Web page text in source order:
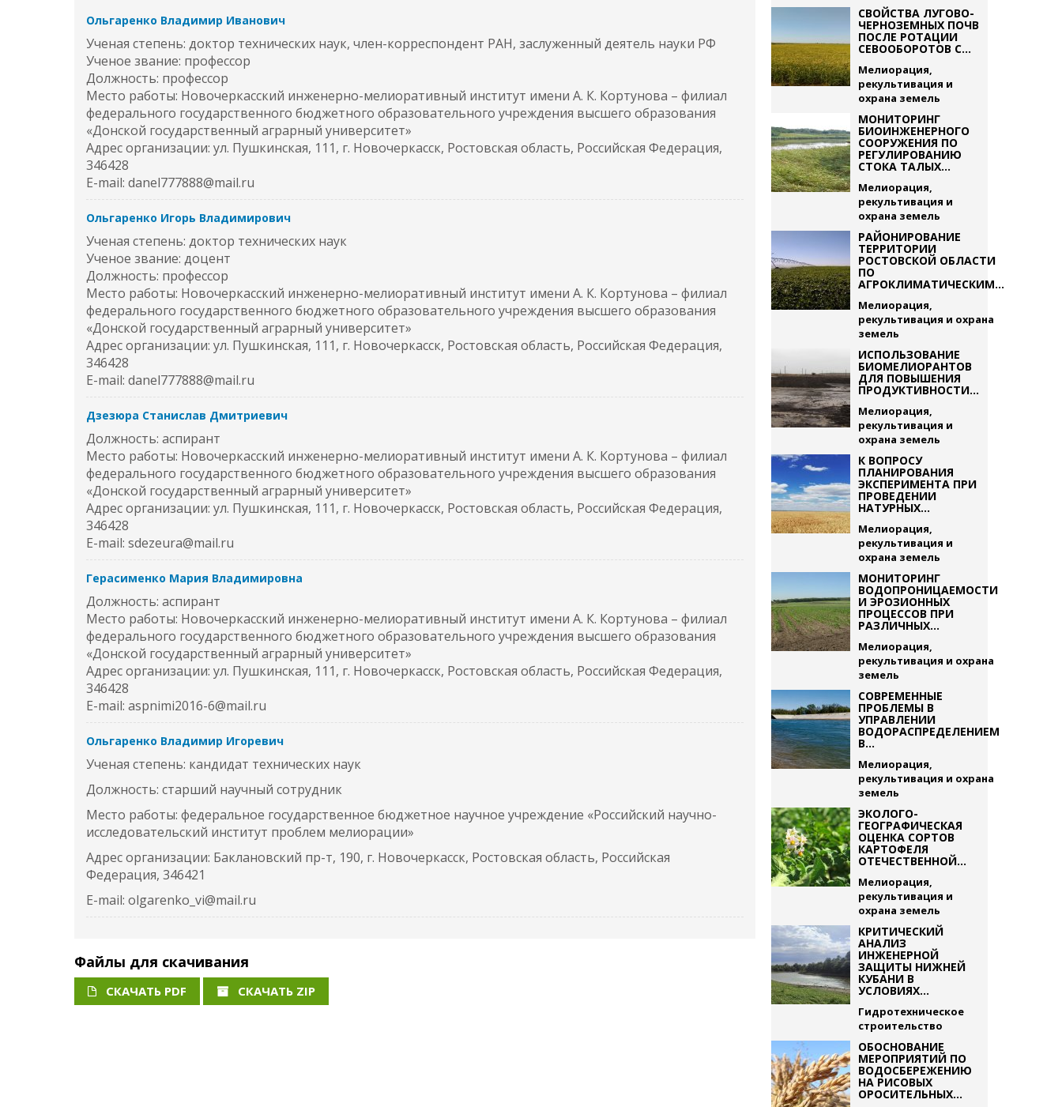
Ольгаренко Владимир Иванович
Ученая степень: доктор технических наук, член-корреспондент РАН, заслуженный деятель науки РФ
Ученое звание: профессор
Должность: профессор
Место работы: Новочеркасский инженерно-мелиоративный институт имени А. К. Кортунова – филиал
федерального государственного бюджетного образовательного учреждения высшего образования
«Донской государственный аграрный университет»
Адрес организации: ул. Пушкинская, 111, г. Новочеркасск, Ростовская область, Российская Федерация,
346428
E-mail: danel777888@mail.ru
Ольгаренко Игорь Владимирович
Ученая степень: доктор технических наук
Ученое звание: доцент
Должность: профессор
Место работы: Новочеркасский инженерно-мелиоративный институт имени А. К. Кортунова – филиал
федерального государственного бюджетного образовательного учреждения высшего образования
«Донской государственный аграрный университет»
Адрес организации: ул. Пушкинская, 111, г. Новочеркасск, Ростовская область, Российская Федерация,
346428
E-mail: danel777888@mail.ru
Дзезюра Станислав Дмитриевич
Должность: аспирант
Место работы: Новочеркасский инженерно-мелиоративный институт имени А. К. Кортунова – филиал
федерального государственного бюджетного образовательного учреждения высшего образования
«Донской государственный аграрный университет»
Адрес организации: ул. Пушкинская, 111, г. Новочеркасск, Ростовская область, Российская Федерация,
346428
E-mail: sdezeura@mail.ru
Герасименко Мария Владимировна
Должность: аспирант
Место работы: Новочеркасский инженерно-мелиоративный институт имени А. К. Кортунова – филиал
федерального государственного бюджетного образовательного учреждения высшего образования
«Донской государственный аграрный университет»
Адрес организации: ул. Пушкинская, 111, г. Новочеркасск, Ростовская область, Российская Федерация,
346428
E-mail: aspnimi2016-6@mail.ru
Ольгаренко Владимир Игоревич
Ученая степень: кандидат технических наук
Должность: старший научный сотрудник
Место работы: федеральное государственное бюджетное научное учреждение «Российский научно-
исследовательский институт проблем мелиорации»
Адрес организации: Баклановский пр-т, 190, г. Новочеркасск, Ростовская область, Российская
Федерация, 346421
E-mail: olgarenko_vi@mail.ru
Файлы для скачивания
СКАЧАТЬ PDF СКАЧАТЬ ZIP
СВОЙСТВА ЛУГОВО-
ЧЕРНОЗЕМНЫХ ПОЧВ
ПОСЛЕ РОТАЦИИ
СЕВООБОРОТОВ С...
Мелиорация,
рекультивация и
охрана земель
МОНИТОРИНГ
БИОИНЖЕНЕРНОГО
СООРУЖЕНИЯ ПО
РЕГУЛИРОВАНИЮ
СТОКА ТАЛЫХ...
Мелиорация,
рекультивация и
охрана земель
РАЙОНИРОВАНИЕ
ТЕРРИТОРИИ
РОСТОВСКОЙ ОБЛАСТИ
ПО
АГРОКЛИМАТИЧЕСКИМ...
Мелиорация,
рекультивация и охрана
земель
ИСПОЛЬЗОВАНИЕ
БИОМЕЛИОРАНТОВ
ДЛЯ ПОВЫШЕНИЯ
ПРОДУКТИВНОСТИ...
Мелиорация,
рекультивация и
охрана земель
К ВОПРОСУ
ПЛАНИРОВАНИЯ
ЭКСПЕРИМЕНТА ПРИ
ПРОВЕДЕНИИ
НАТУРНЫХ...
Мелиорация,
рекультивация и
охрана земель
МОНИТОРИНГ
ВОДОПРОНИЦАЕМОСТИ
И ЭРОЗИОННЫХ
ПРОЦЕССОВ ПРИ
РАЗЛИЧНЫХ...
Мелиорация,
рекультивация и охрана
земель
СОВРЕМЕННЫЕ
ПРОБЛЕМЫ В
УПРАВЛЕНИИ
ВОДОРАСПРЕДЕЛЕНИЕМ
В...
Мелиорация,
рекультивация и охрана
земель
ЭКОЛОГО-
ГЕОГРАФИЧЕСКАЯ
ОЦЕНКА СОРТОВ
КАРТОФЕЛЯ
ОТЕЧЕСТВЕННОЙ...
Мелиорация,
рекультивация и
охрана земель
КРИТИЧЕСКИЙ
АНАЛИЗ
ИНЖЕНЕРНОЙ
ЗАЩИТЫ НИЖНЕЙ
КУБАНИ В
УСЛОВИЯХ...
Гидротехническое
строительство
ОБОСНОВАНИЕ
МЕРОПРИЯТИЙ ПО
ВОДОСБЕРЕЖЕНИЮ
НА РИСОВЫХ
ОРОСИТЕЛЬНЫХ...